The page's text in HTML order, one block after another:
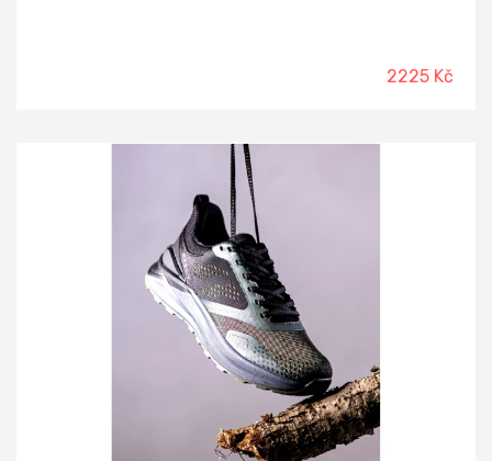
2225 Kč